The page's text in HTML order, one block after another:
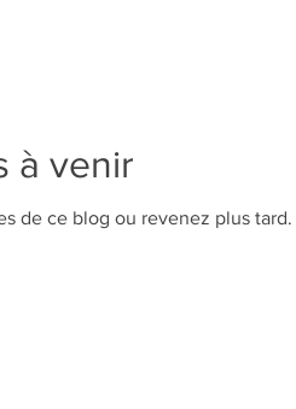
à venir
de ce blog ou revenez plus tard.